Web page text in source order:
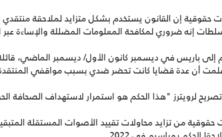
إن القانون يستخدم بشكل متزايد لملاحقة منتقدي
إنه ضروري لمكافحة المعلومات المضللة والإساءة عبر
أن عدة قضايا كانت تحضر ضدي بسبب مواقفي
لرويترز "هذا الحكم هو استمرار لاستهداف الصحافة
من تزايد محاولات تقييد الأصوات المستقلة